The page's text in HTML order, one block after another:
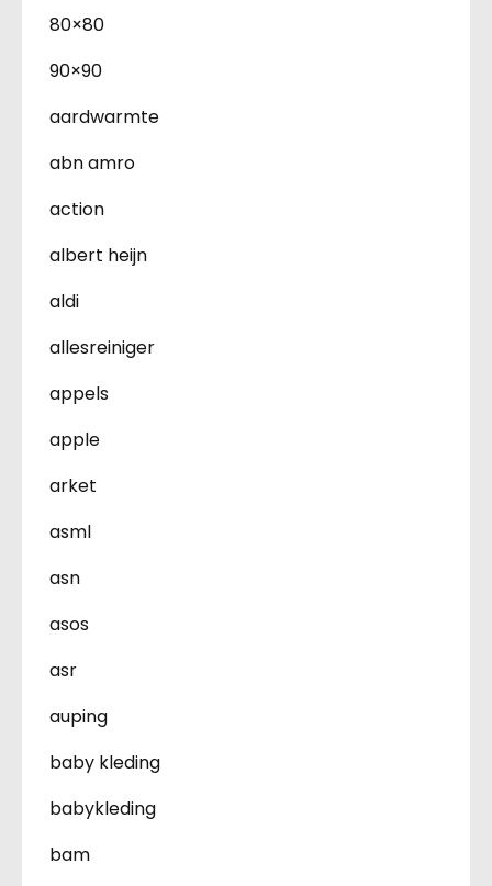
80×80
90×90
aardwarmte
abn amro
action
albert heijn
aldi
allesreiniger
appels
apple
arket
asml
asn
asos
asr
auping
baby kleding
babykleding
bam